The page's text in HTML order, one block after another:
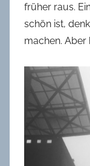
früher raus.
schön ist,
machen. Aber